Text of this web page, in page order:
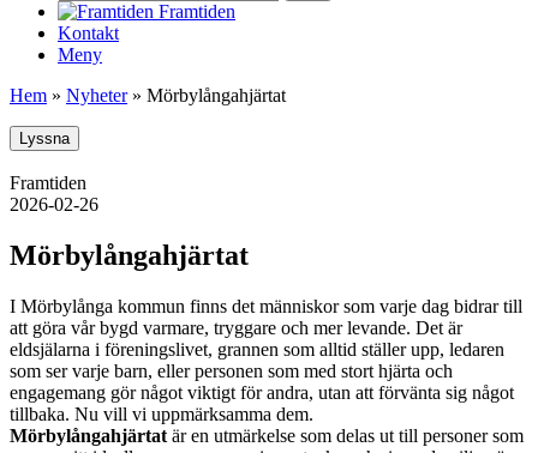
Framtiden
Kontakt
Meny
Hem » Nyheter» Mörbylångahjärtat
Lyssna
Framtiden
2026-02-26
Mörbylångahjärtat
I Mörbylånga kommun finns det människor som varje dag bidrar till
att göra vår bygd varmare, tryggare och mer levande. Det är
eldsjälarna i föreningslivet, grannen som alltid ställer upp, ledaren
som ser varje barn, eller personen som med stort hjärta och
engagemang gör något viktigt för andra, utan att förvänta sig något
tillbaka. Nu vill vi uppmärksamma dem.
Mörbylångahjärtat är en utmärkelse som delas ut till personer som